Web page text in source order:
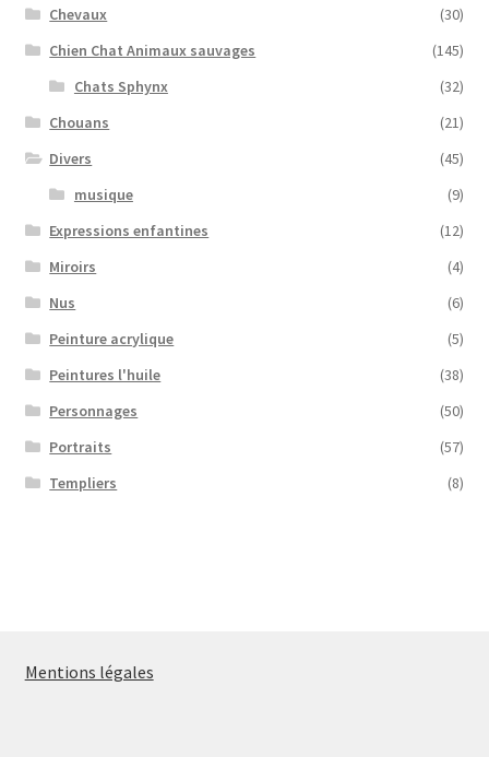
Chevaux
(30)
Chien Chat Animaux sauvages
(145)
Chats Sphynx
(32)
Chouans
(21)
Divers
(45)
musique
(9)
Expressions enfantines
(12)
Miroirs
(4)
Nus
(6)
Peinture acrylique
(5)
Peintures l'huile
(38)
Personnages
(50)
Portraits
(57)
Templiers
(8)
Mentions légales